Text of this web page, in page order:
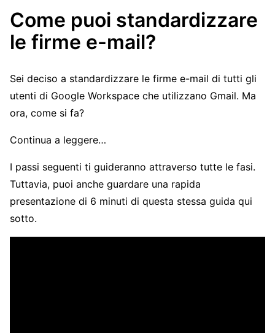
Come puoi standardizzare
le firme e-mail?
Sei deciso a standardizzare le firme e-mail di tutti gli
utenti di Google Workspace che utilizzano Gmail. Ma
ora, come si fa?
Continua a leggere…
I passi seguenti ti guideranno attraverso tutte le fasi.
Tuttavia, puoi anche guardare una rapida
presentazione di 6 minuti di questa stessa guida qui
sotto.